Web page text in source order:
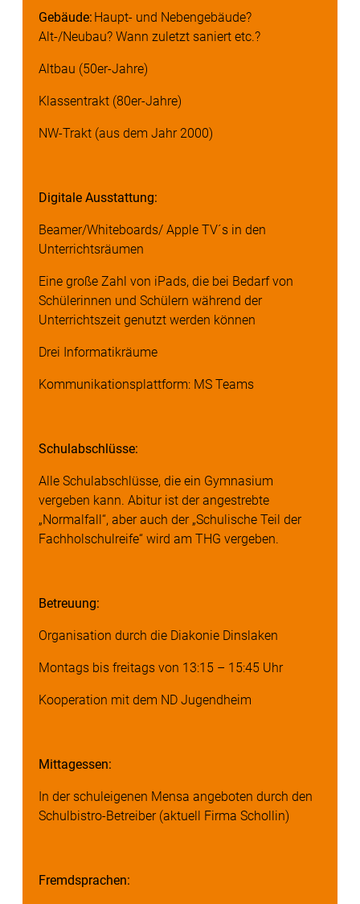
Gebäude: Haupt- und Nebengebäude?
Alt-/Neubau? Wann zuletzt saniert etc.?
Altbau (50er-Jahre)
Klassentrakt (80er-Jahre)
NW-Trakt (aus dem Jahr 2000)
Digitale Ausstattung:
Beamer/Whiteboards/ Apple TV´s in den
Unterrichtsräumen
Eine große Zahl von iPads, die bei Bedarf von
Schülerinnen und Schülern während der
Unterrichtszeit genutzt werden können
Drei Informatikräume
Kommunikationsplattform: MS Teams
Schulabschlüsse:
Alle Schulabschlüsse, die ein Gymnasium
vergeben kann. Abitur ist der angestrebte
„Normalfall“, aber auch der „Schulische Teil der
Fachholschulreife“ wird am THG vergeben.
Betreuung:
Organisation durch die Diakonie Dinslaken
Montags bis freitags von 13:15 – 15:45 Uhr
Kooperation mit dem ND Jugendheim
Mittagessen:
In der schuleigenen Mensa angeboten durch den
Schulbistro-Betreiber (aktuell Firma Schollin)
Fremdsprachen: